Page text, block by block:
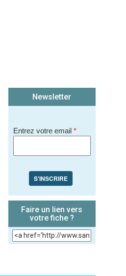
Newsletter
Entrez votre email *
S'INSCRIRE
Faire un lien vers
votre fiche ?